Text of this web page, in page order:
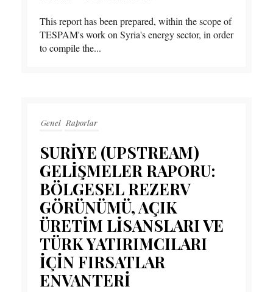
This report has been prepared, within the scope of
TESPAM's work on Syria's energy sector, in order
to compile the...
Genel Raporlar
SURİYE (UPSTREAM)
GELİŞMELER RAPORU:
BÖLGESEL REZERV
GÖRÜNÜMÜ, AÇIK
ÜRETİM LİSANSLARI VE
TÜRK YATIRIMCILARI
İÇİN FIRSATLAR
ENVANTERİ